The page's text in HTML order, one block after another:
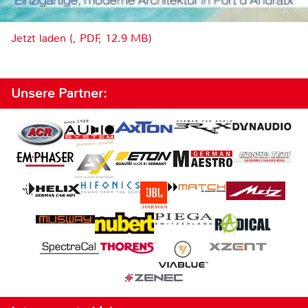
Jetzt laden (, PDF, 12.9 MB)
Unsere Partner: